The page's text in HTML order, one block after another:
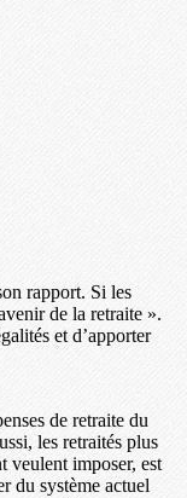
rapport. Si les
de la retraite ».
et d’apporter
de retraite du
les retraités plus
veulent imposer, est
du système actuel